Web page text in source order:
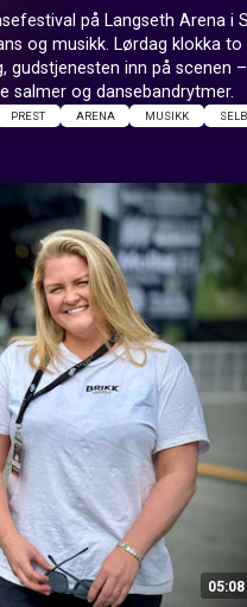
på Langseth Arena i
og musikk. Lørdag klokka
gudstjenesten inn på scenen
salmer og dansebandrytmer.
PREST ARENA MUSIKK
05:08